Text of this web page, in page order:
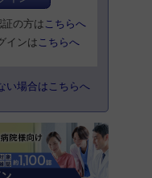
の方は こちらへ
インは こちらへ
い場合はこちらへ